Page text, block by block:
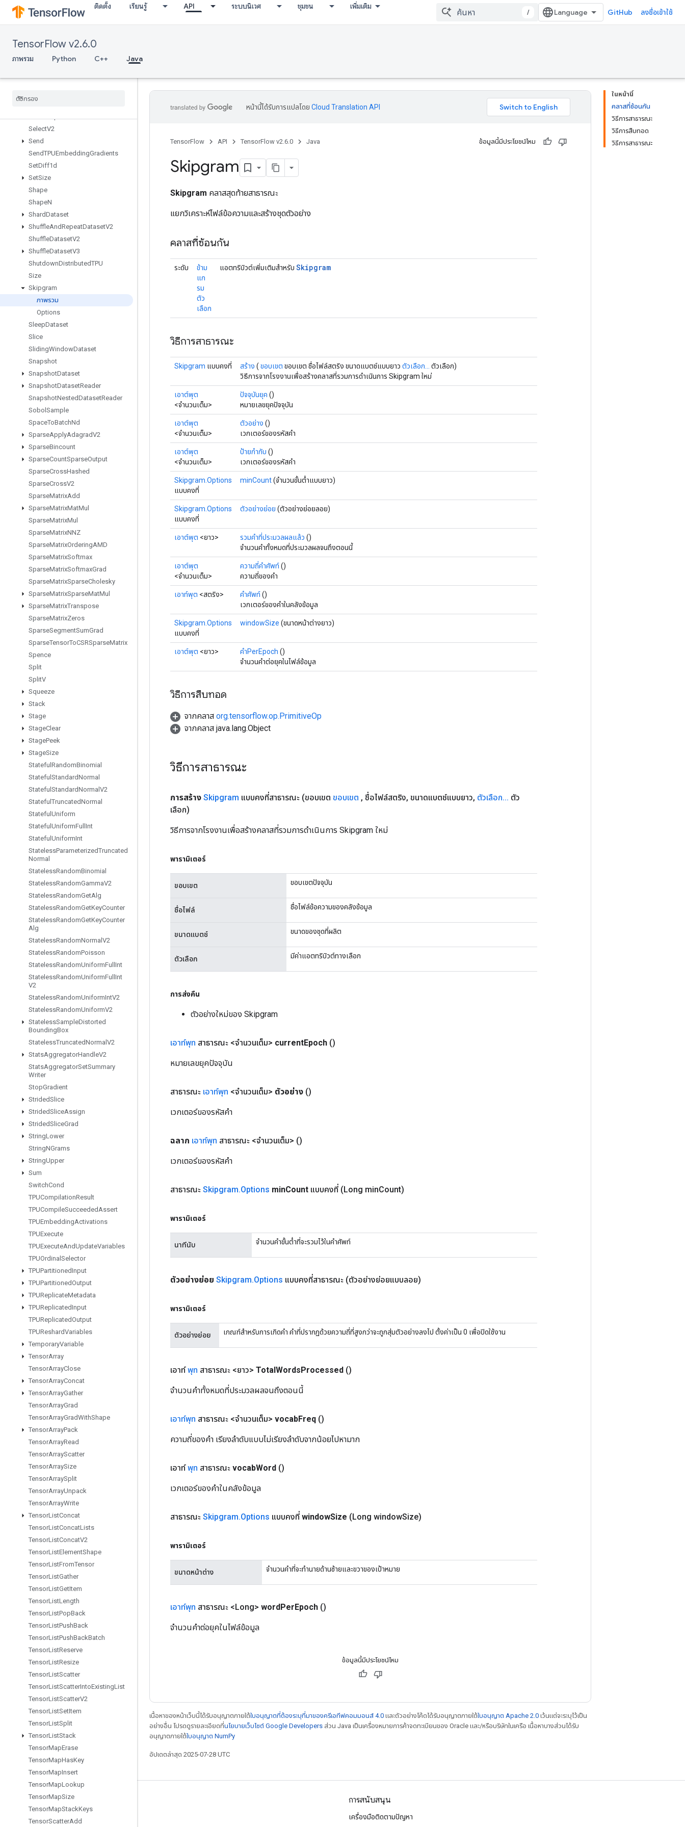
ติดตั้ง เรียนรู้ API ระบบนิเวศ ชุมชน เพิ่มเติม
/ GitHub ลงชื่อเข้าใช้
TensorFlow v2.6.0
ภาพรวม Python C++ Java
ScatterMul
ScatterNd
ScatterNdMax
ScatterNdMin
ScatterNdSub
SelectV2
Send
SendTPUEmbeddingGradients
SetDiff1d
SetSize
Shape
ShapeN
ShardDataset
ShuffleAndRepeatDatasetV2
ShuffleDatasetV2
ShuffleDatasetV3
ShutdownDistributedTPU
Size
Skipgram
ภาพรวม
Options
SleepDataset
Slice
SlidingWindowDataset
Snapshot
SnapshotDataset
SnapshotDatasetReader
SnapshotNestedDatasetReader
Sobol Sample
SpaceToBatchNd
SparseApplyAdagradV2
SparseBincount
SparseCountSparseOutput
SparseCrossHashed
SparseCrossV2
SparseMatrixAdd
SparseMatrixMatMul
SparseMatrixMul
SparseMatrixNNZ
SparseMatrixOrderingAMD
SparseMatrixSoftmax
SparseMatrixSoftmaxGrad
SparseMatrixSparseCholesky
SparseMatrixSparseMatMul
SparseMatrixTranspose
SparseMatrixZeros
SparseSegmentSumGrad
SparseTensorToCSRSparseMatrix
Spence
Split
SplitV
Squeeze
Stack
Stage
StageClear
StagePeek
StageSize
Stateful RandomBinomial
Stateful StandardNormal
Stateful StandardNormal V2
Stateful TruncatedNormal
Stateful Uniform
Stateful UniformFull Int
Stateful UniformInt
StatelessParameterizedTruncated
Normal
StatelessRandomBinomial
StatelessRandomGammaV2
StatelessRandomGetAlg
StatelessRandomGetKeyCounter
StatelessRandomGetKeyCounter
Alg
StatelessRandomNormal V2
StatelessRandomPoisson
StatelessRandomUniformFull Int
StatelessRandomUniformFull Int
V2
StatelessRandomUniformIntV2
StatelessRandomUniformV2
StatelessSampleDistorted
BoundingBox
StatelessTruncatedNormal V2
StatsAggregatorHandleV2
StatsAggregatorSetSummary
Writer
StopGradient
StridedSlice
StridedSliceAssign
StridedSliceGrad
StringLower
StringNGrams
StringUpper
Sum
SwitchCond
TPUCompilationResult
TPUCompileSucceededAssert
TPUEmbeddingActivations
TPUExecute
TPUExecuteAndUpdateVariables
TPUOrdinal Selector
TPUPartitionedInput
TPUPartitionedOutput
TPUReplicateMetadata
TPUReplicatedInput
TPUReplicatedOutput
TPUReshardVariables
TemporaryVariable
TensorArray
TensorArrayClose
TensorArrayConcat
TensorArrayGather
TensorArrayGrad
TensorArrayGradWithShape
TensorArrayPack
TensorArrayRead
TensorArrayScatter
TensorArraySize
TensorArraySplit
TensorArrayUnpack
TensorArrayWrite
TensorListConcat
TensorListConcatLists
TensorListConcatV2
TensorListElementShape
TensorListFromTensor
TensorListGather
TensorListGetItem
TensorListLength
TensorListPopBack
TensorListPushBack
TensorListPushBackBatch
TensorListReserve
TensorListResize
TensorListScatter
TensorListScatterIntoExistingList
TensorListScatterV2
TensorListSetItem
TensorListSplit
TensorListStack
TensorMapErase
TensorMapHasKey
TensorMapInsert
TensorMapLookup
TensorMapSize
TensorMapStackKeys
TensorScatterAdd
ในหน้านี้
คลาสที่ซ้อนกัน
วิธีการสาธารณะ
วิธีการสืบทอด
วิธีการสาธารณะ
หน้านี้ได้รับการแปลโดย Cloud Translation API
TensorFlow API TensorFlow v2.6.0 Java ข้อมูลนี้มีประโยชน์ไหม
Skipgram
Skipgram คลาสสุดท้ายสาธารณะ
แยกวิเคราะห์ไฟล์ข้อความและสร้างชุดตัวอย่าง
คลาสที่ซ้อนกัน
ระดับ
ข้าม
แก
รม
ตัว
เลือก
แอตทริบิวต์เพิ่มเติมสำหรับ Skipgram
วิธีการสาธารณะ
Skipgram แบบคงที่ สร้าง ( ขอบเขต ขอบเขต ชื่อไฟล์สตริง ขนาดแบตช์แบบยาว ตัวเลือก...
ตัวเลือก)
วิธีการจากโรงงานเพื่อสร้างคลาสที่รวมการดำเนินการ Skipgram ใหม่
เอาต์พุต
<จำนวนเต็ม>
ปัจจุบันยุค ()
หมายเลขยุคปัจจุบัน
เอาต์พุต
<จำนวนเต็ม>
ตัวอย่าง ()
เวกเตอร์ของรหัสคำ
เอาต์พุต
<จำนวนเต็ม>
ป้ายกำกับ ()
เวกเตอร์ของรหัสคำ
Skipgram.Options
แบบคงที่
minCount(จำนวนขั้นต่ำแบบยาว)
Skipgram.Options
แบบคงที่
ตัวอย่างย่อย (ตัวอย่างย่อยลอย)
เอาต์พุต <ยาว> รวมคำที่ประมวลผลแล้ว ()
จำนวนคำทั้งหมดที่ประมวลผลจนถึงตอนนี้
เอาต์พุต
<จำนวนเต็ม>
ความถี่คำศัพท์()
ความถี่ของคำ
เอาท์พุต <สตริง> คำศัพท์()
เวกเตอร์ของคำในคลังข้อมูล
Skipgram.Options
แบบคงที่
windowSize (ขนาดหน้าต่างยาว)
เอาต์พุต <ยาว> คำPerEpoch ()
จำนวนคำต่อยุคในไฟล์ข้อมูล
วิธีการสืบทอด
จากคลาส org.tensorflow.op.PrimitiveOp
จากคลาส java.lang.Object
วิธีการสาธารณะ
การสร้าง Skipgram แบบคงที่สาธารณะ (ขอบเขต ขอบเขต , ชื่อไฟล์สตริง, ขนาดแบตช์แบบยาว, ตัวเลือก... ตัว
เลือก)
วิธีการจากโรงงานเพื่อสร้างคลาสที่รวมการดำเนินการ Skipgram ใหม่
พารามิเตอร์
ขอบเขต ขอบเขตปัจจุบัน
ชื่อไฟล์ ชื่อไฟล์ข้อความของคลังข้อมูล
ขนาดแบตช์ ขนาดของชุดที่ผลิต
ตัวเลือก มีค่าแอตทริบิวต์ทางเลือก
การส่งคืน
ตัวอย่างใหม่ของ Skipgram
เอาท์พุท สาธารณะ <จำนวนเต็ม> currentEpoch ()
หมายเลขยุคปัจจุบัน
สาธารณะ เอาท์พุท <จำนวนเต็ม> ตัวอย่าง ()
เวกเตอร์ของรหัสคำ
ฉลาก เอาท์พุท สาธารณะ <จำนวนเต็ม> ()
เวกเตอร์ของรหัสคำ
สาธารณะ Skipgram.Options minCount แบบคงที่ (Long minCount)
พารามิเตอร์
นาทีนับ จำนวนคำขั้นต่ำที่จะรวมไว้ในคำศัพท์
ตัวอย่างย่อย Skipgram.Options แบบคงที่สาธารณะ (ตัวอย่างย่อยแบบลอย)
พารามิเตอร์
ตัวอย่างย่อย เกณฑ์สำหรับการเกิดคำ คำที่ปรากฏด้วยความถี่ที่สูงกว่าจะถูกสุ่มตัวอย่างลงไป ตั้งค่าเป็น 0 เพื่อปิดใช้งาน
เอาท์พุท สาธารณะ <ยาว> TotalWordsProcessed ()
จำนวนคำทั้งหมดที่ประมวลผลจนถึงตอนนี้
เอาท์พุท สาธารณะ <จำนวนเต็ม> vocabFreq ()
ความถี่ของคำ เรียงลำดับแบบไม่เรียงลำดับจากน้อยไปหามาก
เอาท์พุท สาธารณะ vocabWord ()
เวกเตอร์ของคำในคลังข้อมูล
สาธารณะ Skipgram.Options แบบคงที่ windowSize (Long windowSize)
พารามิเตอร์
ขนาดหน้าต่าง จำนวนคำที่จะทำนายด้านซ้ายและขวาของเป้าหมาย
เอาท์พุท สาธารณะ <Long> wordPerEpoch ()
จำนวนคำต่อยุคในไฟล์ข้อมูล
ข้อมูลนี้มีประโยชน์ไหม
เนื้อหาของหน้าเว็บนี้ได้รับอนุญาตภายใต้ใบอนุญาตที่ต้องระบุที่มาของครีเอทีฟคอมมอนส์ 4.0 และตัวอย่างโค้ดได้รับอนุญาตภายใต้ใบอนุญาต Apache 2.0 เว้นแต่จะระบุไว้เป็น
อย่างอื่น โปรดดูรายละเอียดที่นโยบายเว็บไซต์ Google Developers ส่วน Java เป็นเครื่องหมายการค้าจดทะเบียนของ Oracle และ/หรือบริษัทในเครือ เนื้อหาบางส่วนได้รับ
อนุญาตภายใต้ใบอนุญาต NumPy
อัปเดตล่าสุด 2025-07-28 UTC
เชื่อมต่อเสมอ การสนับสนุน
เครื่องมือติดตามปัญหา